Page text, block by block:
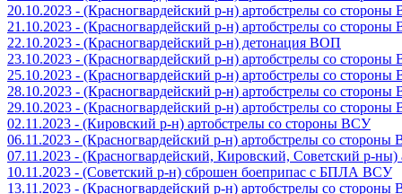
20.10.2023 - (Красногвардейский р-н) артобстрелы со
21.10.2023 - (Красногвардейский р-н) артобстрелы со
22.10.2023 - (Красногвардейский р-н) детонация ВОП
23.10.2023 - (Красногвардейский р-н) артобстрелы со
25.10.2023 - (Красногвардейский р-н) артобстрелы со
28.10.2023 - (Красногвардейский р-н) артобстрелы со
29.10.2023 - (Красногвардейский р-н) артобстрелы со
02.11.2023 - (Кировский р-н) артобстрелы со стороны ВСУ
06.11.2023 - (Красногвардейский р-н) артобстрелы со стороны
07.11.2023 - (Красногвардейский, Кировский, Советский р-
10.11.2023 - (Советский р-н) сброшен боеприпас с БПЛА ВСУ
13.11.2023 - (Красногвардейский р-н) артобстрелы со стороны